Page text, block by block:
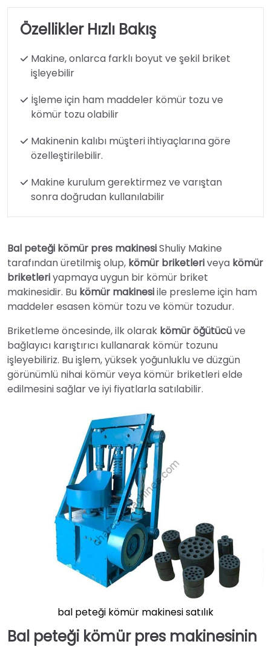
Özellikler Hızlı Bakış
Makine, onlarca farklı boyut ve şekil briket
işleyebilir
İşleme için ham maddeler kömür tozu ve
kömür tozu olabilir
Makinenin kalıbı müşteri ihtiyaçlarına göre
özelleştirilebilir.
Makine kurulum gerektirmez ve varıştan
sonra doğrudan kullanılabilir
Bal peteği kömür pres makinesiShuliy Makine
tarafından üretilmiş olup, kömür briketleriveya kömür
briketleriyapmaya uygun bir kömür briket
makinesidir. Bu kömür makinesiile presleme için ham
maddeler esasen kömür tozu ve kömür tozudur.
Briketleme öncesinde, ilk olarak kömür öğütücüve
bağlayıcı karıştırıcı kullanarak kömür tozunu
işleyebiliriz. Bu işlem, yüksek yoğunluklu ve düzgün
görünümlü nihai kömür veya kömür briketleri elde
edilmesini sağlar ve iyi fiyatlarla satılabilir.
bal peteği kömür makinesi satılık
Bal peteği kömür pres makinesinin